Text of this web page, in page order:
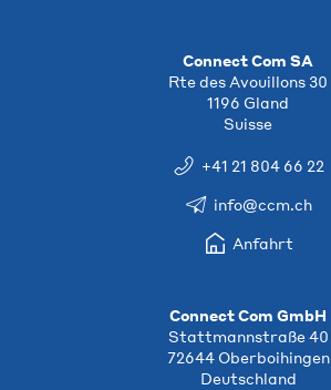
Connect Com SA
Rte des Avouillons 30
1196 Gland
Suisse
+41 21 804 66 22
info@ccm.ch
Anfahrt
Connect Com GmbH
Stattmannstraße 40
72644 Oberboihingen
Deutschland